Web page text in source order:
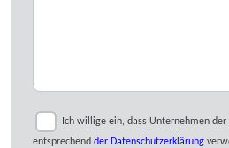
Ich willige ein, dass Unternehmen
entsprechendder Datenschutzerklärung